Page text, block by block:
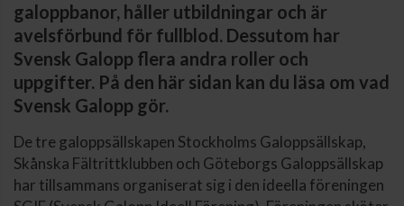
galoppbanor, håller utbildningar och är
avelsförbund för fullblod. Dessutom har
Svensk Galopp flera andra roller och
uppgifter. På den här sidan kan du läsa om vad
Svensk Galopp gör.
De tre galoppsällskapen Stockholms Galoppsällskap,
Skånska Fältrittklubben och Göteborgs Galoppsällskap
har tillsammans organiserat sig i den ideella föreningen